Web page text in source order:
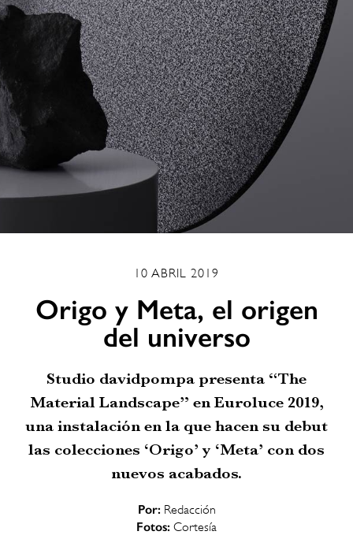
10 ABRIL 2019
Origo y Meta, el origen
del universo
Studio davidpompa presenta “The
Material Landscape” en Euroluce 2019,
una instalación en la que hacen su debut
las colecciones ‘Origo’ y ‘Meta’ con dos
nuevos acabados.
Por: Redacción
Fotos: Cortesía